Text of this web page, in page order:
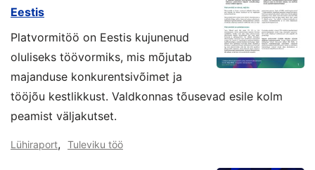
Eestis
Platvormitöö on Eestis kujunenud
oluliseks töövormiks, mis mõjutab
majanduse konkurentsivõimet ja
tööjõu kestlikkust. Valdkonnas tõusevad esile kolm
peamist väljakutset.
Lühiraport, Tuleviku töö